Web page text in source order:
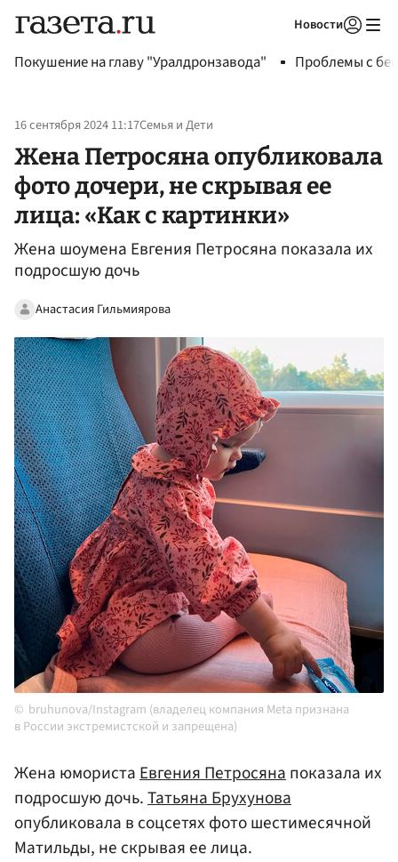
Новости
Покушение на главу "Уралдронзавода" Проблемы с
16 сентября 2024 11:17Семья и Дети
Жена Петросяна опубликовала
фото дочери, не скрывая ее
лица: «Как с картинки»
Жена шоумена Евгения Петросяна показала их
подросшую дочь
Анастасия Гильмиярова
bruhunova/Instagram (владелец компания Meta признана
в России экстремистской и запрещена)
Жена юмористаЕвгения Петросянапоказала их
подросшую дочь.Татьяна Брухунова
опубликовала в соцсетях фото шестимесячной
Матильды, не скрывая ее лица.